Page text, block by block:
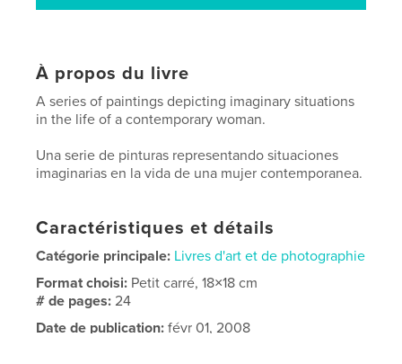
À propos du livre
A series of paintings depicting imaginary situations
in the life of a contemporary woman.
Una serie de pinturas representando situaciones
imaginarias en la vida de una mujer contemporanea.
Caractéristiques et détails
Catégorie principale: Livres d'art et de photographie
Format choisi: Petit carré, 18×18 cm
# de pages:24
Date de publication: févr 01, 2008